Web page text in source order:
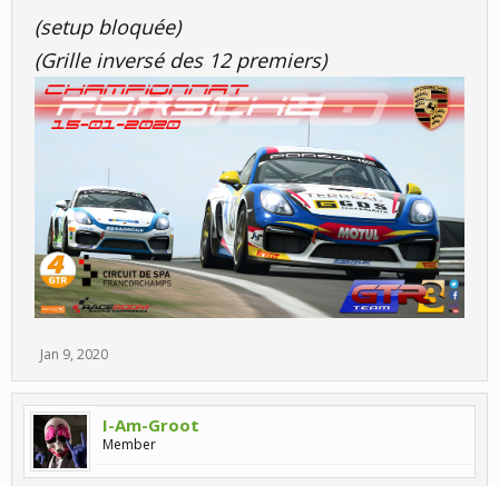
(setup bloquée)
(Grille inversé des 12 premiers)
Jan 9, 2020
I-Am-Groot
Member